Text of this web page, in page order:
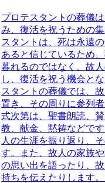
プロテスタントの葬儀
み、復活を祝うための集
スタントは、死は永遠
あると信じているため
暮れるのではなく、故
し、復活を祝う機会と
スタントの葬儀では、
置き、その周りに参列者
式次第は、聖書朗読、
教、献金、黙祷などで
人の生涯を振り返り、
す。また、故人の家族
の思い出を語ったり、
持ちを伝えたりします